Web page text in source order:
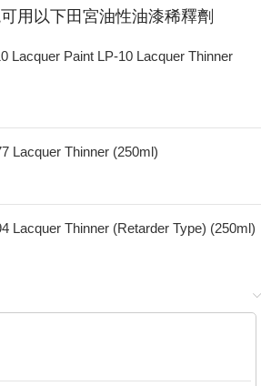
用以下田宮油性油漆稀釋劑
Lacquer Paint LP-10 Lacquer Thinner
Lacquer Thinner (250ml)
Lacquer Thinner (Retarder Type) (250ml)